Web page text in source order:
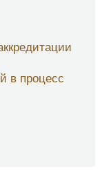
в процесс